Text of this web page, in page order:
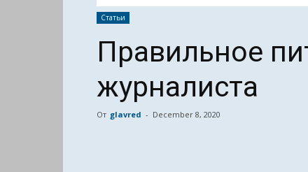
Статьи
Правильное
журналиста
От glavred - December 8, 2020